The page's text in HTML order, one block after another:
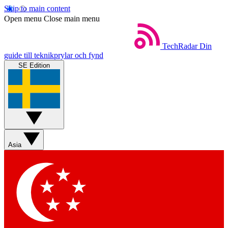
Skip to main content
Open menu Close main menu
TechRadar Din
guide till teknikprylar och fynd
SE Edition
Asia